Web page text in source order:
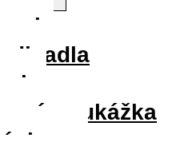
menu
divadla
poukážka
pre